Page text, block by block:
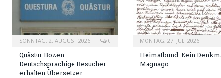
SONNTAG, 2. AUGUST 2026 0
Quästur Bozen:
Deutschsprachige Besucher
erhalten Übersetzer
MONTAG, 27. JULI 2026
Heimatbund: Kein
Magnago